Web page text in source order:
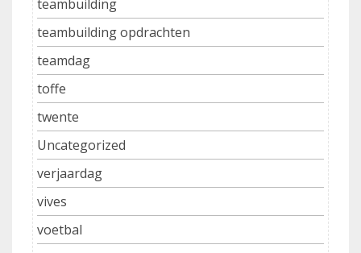
teambuilding
teambuilding opdrachten
teamdag
toffe
twente
Uncategorized
verjaardag
vives
voetbal